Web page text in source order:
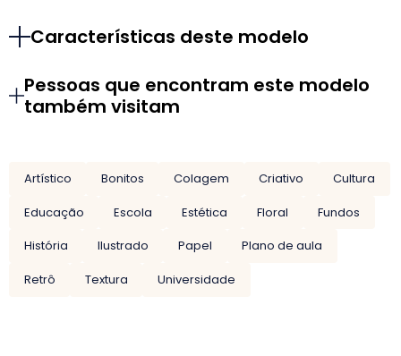
Características deste modelo
Pessoas que encontram este modelo
também visitam
Artístico Bonitos Colagem Criativo
Cultura
Educação
Escola Estética Floral
Fundos
História
Ilustrado Papel
Plano de aula
Retrô
Textura Universidade